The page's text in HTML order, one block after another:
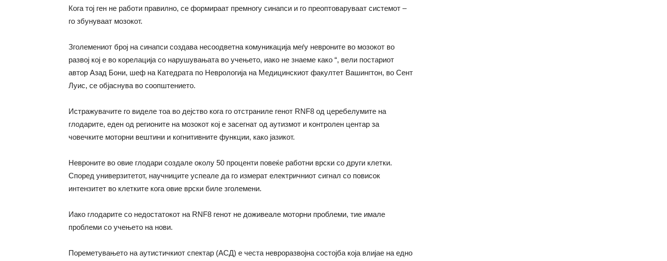
Кога тој ген не работи правилно, се формираат премногу синапси и го преоптоваруваат системот –
го збунуваат мозокот.
Зголемениот број на синапси создава несоодветна комуникација меѓу невроните во мозокот во
развој кој е во корелација со нарушувањата во учењето, иако не знаеме како “, вели постариот
автор Азад Бони, шеф на Катедрата по Неврологија на Медицинскиот факултет Вашингтон, во Сент
Луис, се објаснува во соопштението.
Истражувачите го виделе тоа во дејство кога го отстраниле генот RNF8 од церебелумите на
глодарите, еден од регионите на мозокот кој е засегнат од аутизмот и контролен центар за
човечките моторни вештини и когнитивните функции, како јазикот.
Невроните во овие глодари создале околу 50 проценти повеќе работни врски со други клетки.
Според универзитетот, научниците успеале да го измерат електричниот сигнал со повисок
интензитет во клетките кога овие врски биле зголемени.
Иако глодарите со недостатокот на RNF8 генот не доживеале моторни проблеми, тие имале
проблеми со учењето на нови.
Пореметувањето на аутистичкиот спектар (АСД) е честа невроразвојна состојба која влијае на едно